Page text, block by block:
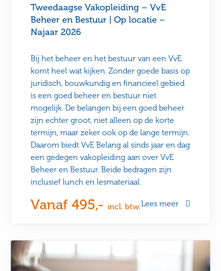
Tweedaagse Vakopleiding – VvE
Beheer en Bestuur | Op locatie –
Najaar 2026
Bij het beheer en het bestuur van een VvE
komt heel wat kijken. Zonder goede basis op
juridisch, bouwkundig en financieel gebied
is een goed beheer en bestuur niet
mogelijk. De belangen bij een goed beheer
zijn echter groot, niet alleen op de korte
termijn, maar zeker ook op de lange termijn.
Daarom biedt VvE Belang al sinds jaar en dag
een gedegen vakopleiding aan over VvE
Beheer en Bestuur. Beide bedragen zijn
inclusief lunch en lesmateriaal.
Vanaf 495,-incl. btw.Lees meer